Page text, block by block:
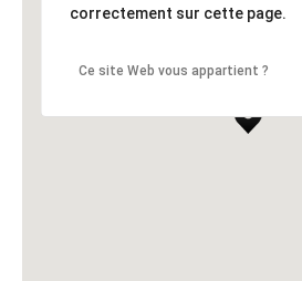
correctement sur cette page.
Ce site Web vous appartient ?